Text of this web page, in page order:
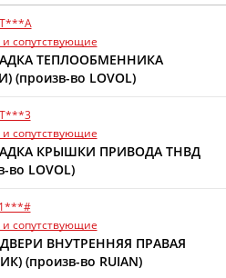
T***A
сопутствующие
ТЕПЛООБМЕННИКА
(произв-во LOVOL)
T***3
сопутствующие
КРЫШКИ ПРИВОДА ТНВД
во LOVOL)
1***#
сопутствующие
ВНУТРЕННЯЯ ПРАВАЯ
(произв-во RUIAN)